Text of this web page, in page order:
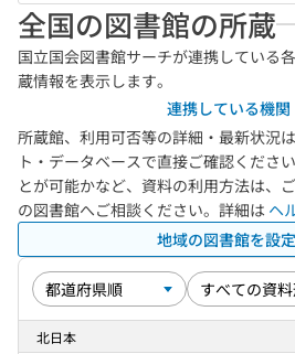
全国の図書館の所蔵
国立国会図書館サーチが連携している
蔵情報を表示します。
連携している機
所蔵館、利用可否等の詳細・最新状況
ト・データベースで直接ご確認くださ
とが可能かなど、資料の利用方法は、
の図書館へご相談ください。詳細は ヘ
地域の図書館を設
北日本